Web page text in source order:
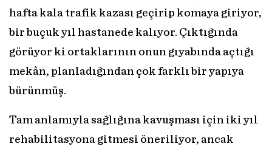
hafta kala trafik kazası geçirip komaya giriyor,
bir buçuk yıl hastanede kalıyor. Çıktığında
görüyor ki ortaklarının onun gıyabında açtığı
mekân, planladığından çok farklı bir yapıya
bürünmüş.
Tam anlamıyla sağlığına kavuşması için iki yıl
rehabilitasyona gitmesi öneriliyor, ancak